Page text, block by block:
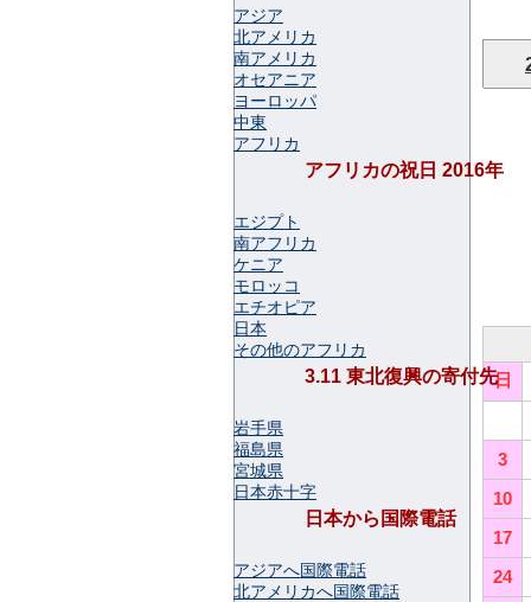
日
3
10
17
24
アジア
北アメリカ
南アメリカ
オセアニア
ヨーロッパ
中東
アフリカ
アフリカの祝日 2016年
エジプト
南アフリカ
ケニア
モロッコ
エチオピア
日本
その他のアフリカ
3.11 東北復興の寄付先
岩手県
福島県
宮城県
日本赤十字
日本から国際電話
アジアへ国際電話
北アメリカへ国際電話